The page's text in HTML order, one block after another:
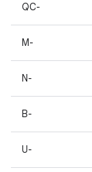
QC-
M-
N-
B-
U-